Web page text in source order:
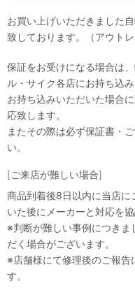
お買い上げいただきました
致しております。（アウト
保証をお受けになる場合は
ル・サイク各店にお持ち込み
お持ち込みいただいた場合
応致します。
またその際は必ず保証書・
い。
[ご来店が難しい場合]
商品到着後8日以内に当店
いた後にメーカーと対応を協
※判断が難しい事例につきま
だく場合がございます。
※店舗様にて修理後のご報告
す。